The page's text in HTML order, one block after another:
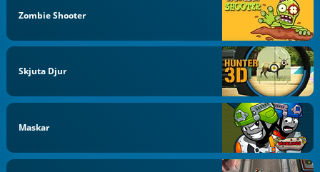
Zombie Shooter
Skjuta Djur
Maskar